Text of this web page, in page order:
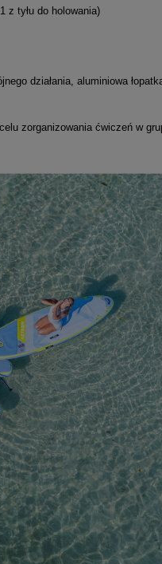
z tyłu do holowania)
działania, aluminiowa
zorganizowania ćwiczeń w